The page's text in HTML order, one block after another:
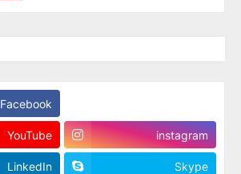
Facebook
YouTube instagram
LinkedIn Skype